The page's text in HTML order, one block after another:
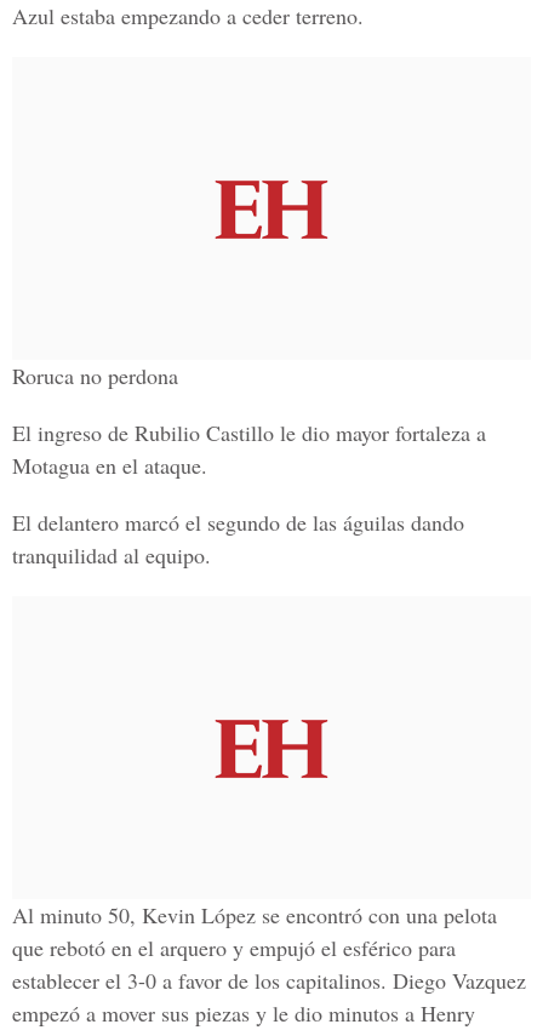
Azul estaba empezando a ceder terreno.
Roruca no perdona
El ingreso de Rubilio Castillo le dio mayor fortaleza a
Motagua en el ataque.
El delantero marcó el segundo de las águilas dando
tranquilidad al equipo.
Al minuto 50, Kevin López se encontró con una pelota
que rebotó en el arquero y empujó el esférico para
establecer el 3-0 a favor de los capitalinos. Diego Vazquez
empezó a mover sus piezas y le dio minutos a Henry